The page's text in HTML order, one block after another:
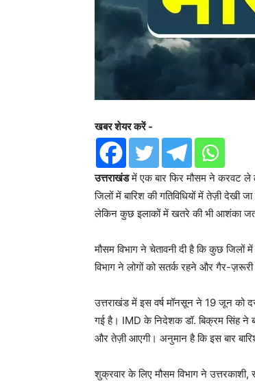
खबर शेयर करें -
उत्तराखंडमें एक बार फिर मौसम ने करवट ले
जिलों में बारिश की गतिविधियों में तेज़ी देखी
लेकिन कुछ इलाकों में खतरे की भी आशंका
मौसम विभाग ने चेतावनी दी है कि कुछ
विभाग ने लोगों को सतर्क रहने और गैर-
उत्तराखंड में इस वर्ष मॉनसून ने 19 जून को
गई है। IMD के निदेशक डॉ. बिक्रम सिंह ने
और तेज़ी आएगी। अनुमान है कि इस बार
शुक्रवार के लिए मौसम विभाग ने उत्तरकाशी,